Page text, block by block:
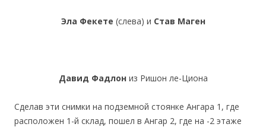
Эла Фекете (слева) и Став Маген
Давид Фадлониз Ришон ле-Циона
Сделав эти снимки на подземной стоянке Ангара 1, где
расположен 1-й склад, пошел в Ангар 2, где на -2 этаже